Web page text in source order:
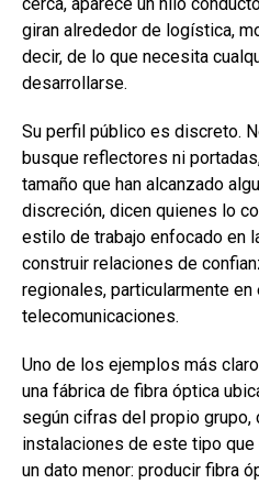
giran alrededor de logística,
decir, de lo que necesita
desarrollarse.
Su perfil público es discreto.
busque reflectores ni
tamaño que han alcanzado
discreción, dicen quienes lo
estilo de trabajo enfocado en
construir relaciones de
regionales, particularmente
telecomunicaciones.
Uno de los ejemplos más
una fábrica de fibra óptica
según cifras del propio grupo,
instalaciones de este tipo
un dato menor: producir fibra